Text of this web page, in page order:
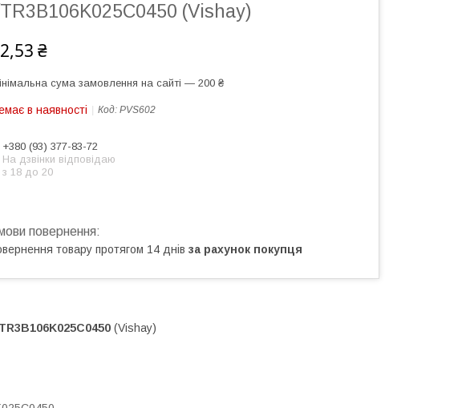
(Vishay)
₴
сума замовлення на сайті — 200 ₴
в наявності Код: PVS602
+380 (93) 377-83-72
На дзвінки відповідаю
з 18 до 20
товару протягом 14 днів за рахунок покупця
(Vishay)